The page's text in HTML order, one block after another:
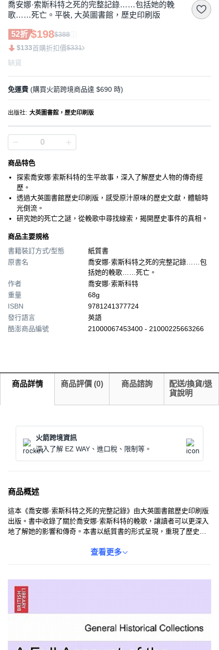
喬安娜·索斯科特之死的完整記錄……包括她的輓
歌……死亡。平裝, 大英圖書館，歷史印刷版
52折 $198$388
$133首購折扣價$331
缺貨
免運費 (購買火箭跨境商品達 $690 時)
出版社: 大英圖書館，歷史印刷版
商品特色
探索喬安娜·索斯科特的生平故事，深入了解歷史人物的傳奇經
歷。
透過大英圖書館歷史印刷版，感受原汁原味的歷史文獻，體驗時
光倒流。
研究她的死亡之謎，從輓歌中尋找線索，揭開歷史事件的真相。
商品主要規格
書籍裝訂方式/型態
紙質書
原書名
喬安娜·索斯科特之死的完整記錄……包
括她的輓歌……死亡。
作者
喬安娜·索斯科特
重量
68g
ISBN
9781241377724
發行語言
英語
酷澎商品編號
21000067453400 - 21000225663266
商品詳情 商品評價 (0) 商品諮詢
配送/換貨/退
貨說明
火箭跨境資訊
深入了解 EZ WAY、進口稅、限制等。
商品概述
這本《喬安娜·索斯科特之死的完整記錄》由大英圖書館歷史印刷版
出版。書中收錄了關於喬安娜·索斯科特的輓歌，讓讀者可以更深入
地了解她的影響和傳奇。本書以紙質書的形式呈現，重現了歷史文
帶和閱讀。ISBN為9781241377724，以英語出版。
查看更多